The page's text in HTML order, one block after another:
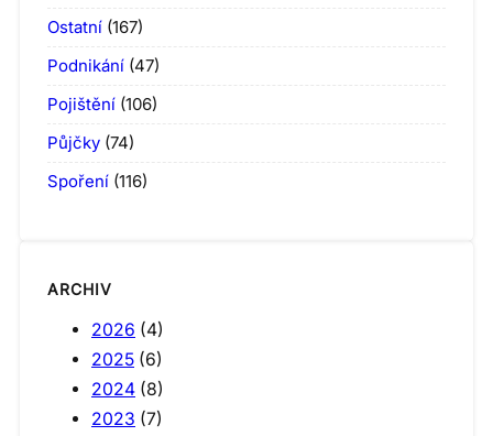
Ostatní (167)
Podnikání (47)
Pojištění (106)
Půjčky (74)
Spoření (116)
ARCHIV
2026 (4)
2025 (6)
2024 (8)
2023 (7)